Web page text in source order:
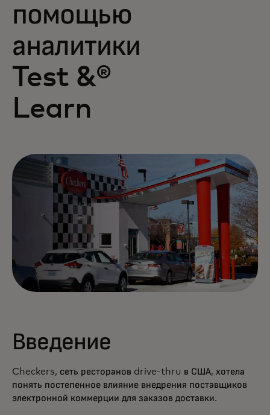
помощью
аналитики
Test &®
Learn
Введение
Checkers, сеть ресторанов drive-thru в США, хотела
понять постепенное влияние внедрения поставщиков
электронной коммерции для заказов доставки.